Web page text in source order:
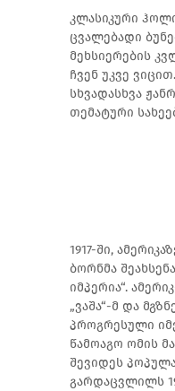
კლასიკური
ცვალებადი
მეხსიერების
ჩვენ უკვე
სხვადასხვა
თემატური
1917-ში,
ბორნმა
იმპერია“.
„ვაშა“-მ და
პროგრესული
წამოაგო ომის
შევიდეს
გარდაცვლილს